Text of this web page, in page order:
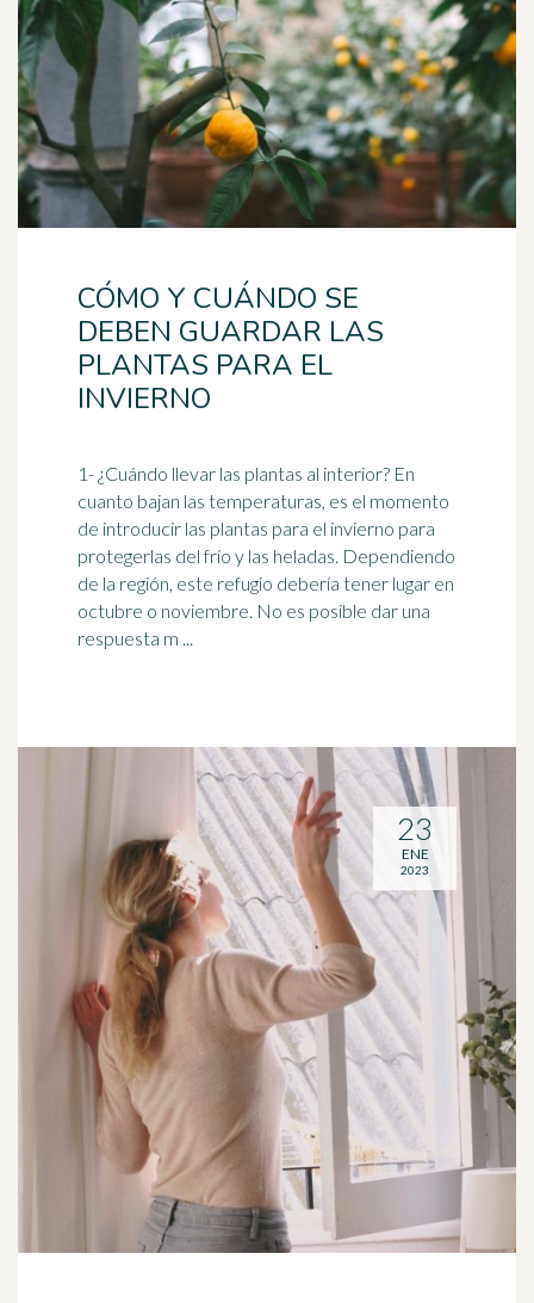
CÓMO Y CUÁNDO SE
DEBEN GUARDAR LAS
PLANTAS PARA EL
INVIERNO
1- ¿Cuándo llevar las plantas al interior? En
cuanto bajan las temperaturas, es el momento
de introducir las plantas para el invierno para
protegerlas del frío y las heladas. Dependiendo
de la región, este refugio debería tener lugar en
octubre o noviembre. No es posible dar una
respuesta m ...
23
ENE
2023